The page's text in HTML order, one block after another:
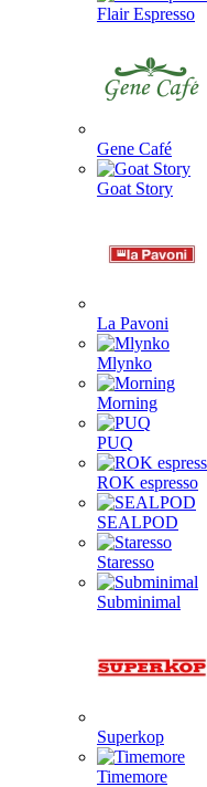
Flair Espresso
Gene Café
Goat Story
La Pavoni
Mlynko
Morning
PUQ
ROK espresso
SEALPOD
Staresso
Subminimal
Superkop
Timemore